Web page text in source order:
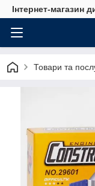
Інтернет-магазин
Товари та